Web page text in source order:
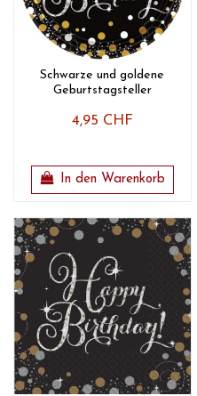
Schwarze und goldene
Geburtstagsteller
4,95 CHF
In den Warenkorb